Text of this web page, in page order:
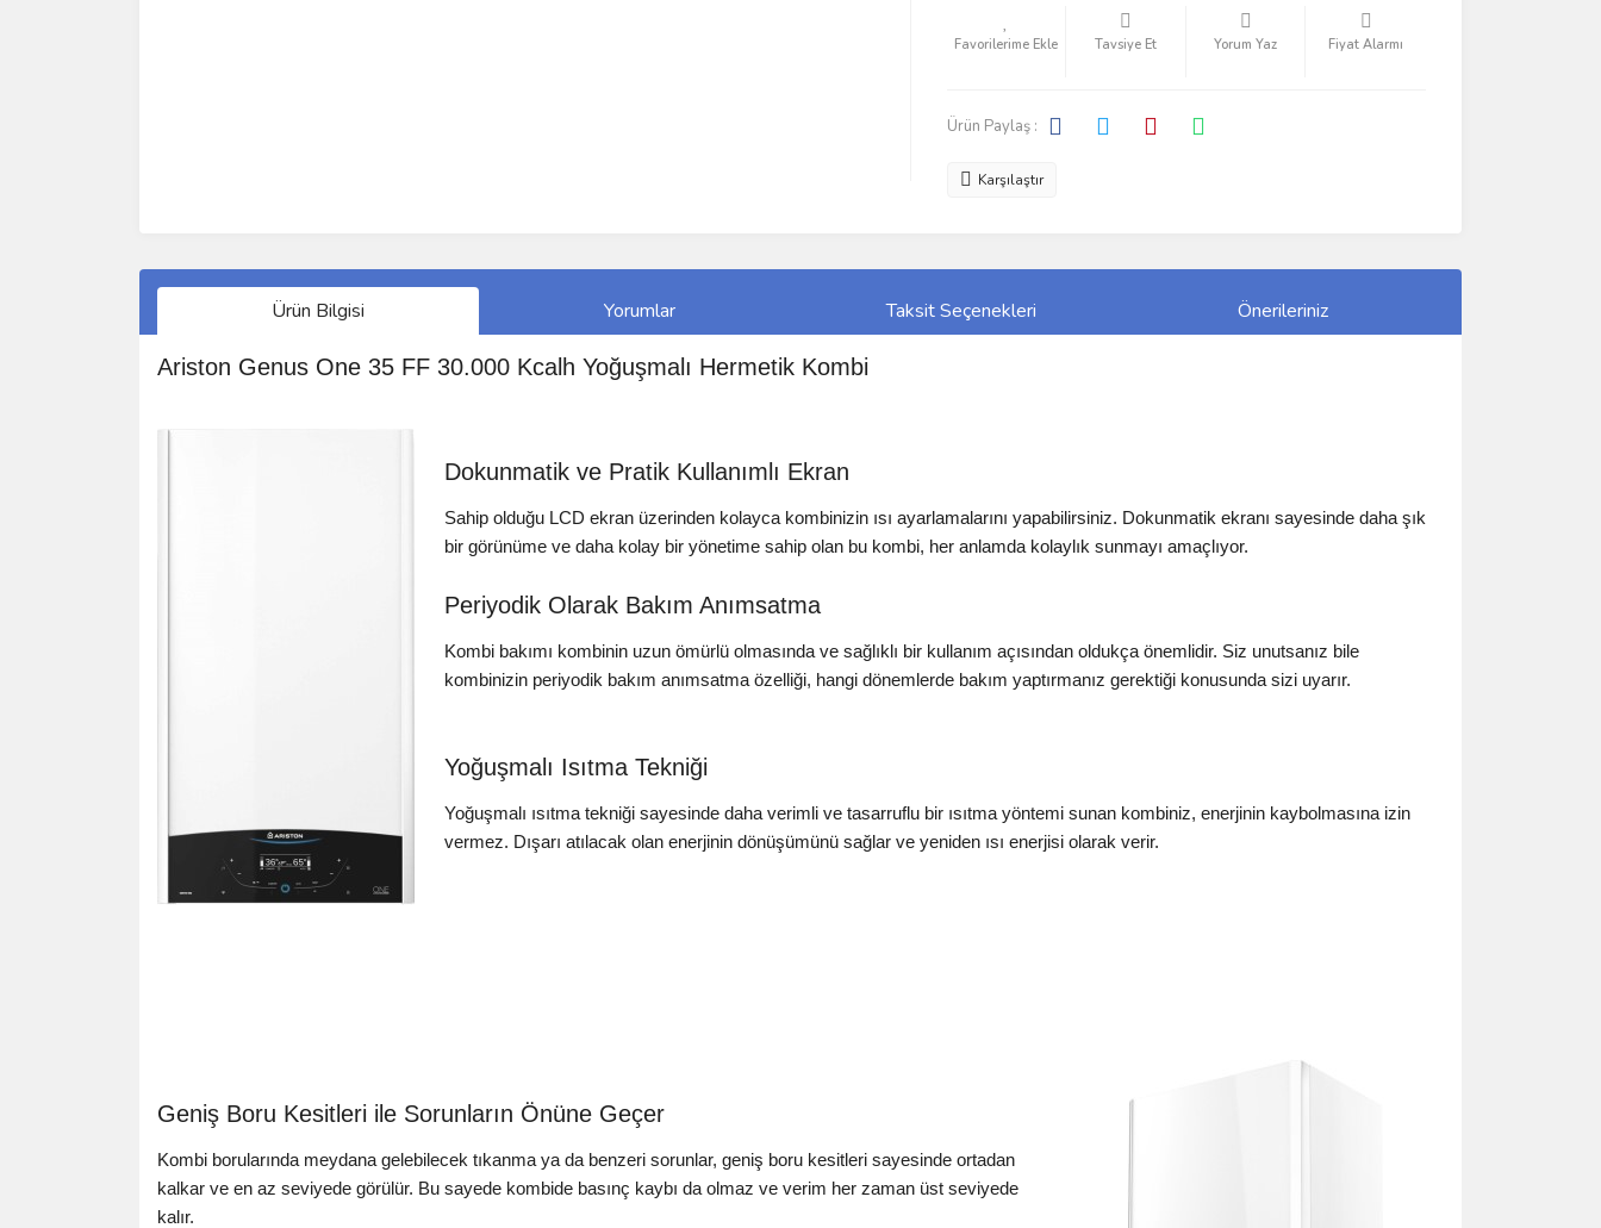
Tavsiye Et Yorum Yaz Fiyat Alarmı
Ürün Paylaş :
Karşılaştır
Ürün Bilgisi Yorumlar Taksit Seçenekleri Önerileriniz
Ariston Genus One 35 FF 30.000 Kcalh Yoğuşmalı Hermetik Kombi
Dokunmatik ve Pratik Kullanımlı Ekran
Sahip olduğu LCD ekran üzerinden kolayca kombinizin ısı ayarlamalarını yapabilirsiniz. Dokunmatik ekranı sayesinde daha şık
bir görünüme ve daha kolay bir yönetime sahip olan bu kombi, her anlamda kolaylık sunmayı amaçlıyor.
Periyodik Olarak Bakım Anımsatma
Kombi bakımı kombinin uzun ömürlü olmasında ve sağlıklı bir kullanım açısından oldukça önemlidir. Siz unutsanız bile
kombinizin periyodik bakım anımsatma özelliği, hangi dönemlerde bakım yaptırmanız gerektiği konusunda sizi uyarır.
Yoğuşmalı Isıtma Tekniği
Yoğuşmalı ısıtma tekniği sayesinde daha verimli ve tasarruflu bir ısıtma yöntemi sunan kombiniz, enerjinin kaybolmasına izin
vermez. Dışarı atılacak olan enerjinin dönüşümünü sağlar ve yeniden ısı enerjisi olarak verir.
Geniş Boru Kesitleri ile Sorunların Önüne Geçer
Kombi borularında meydana gelebilecek tıkanma ya da benzeri sorunlar, geniş boru kesitleri sayesinde ortadan
kalkar ve en az seviyede görülür. Bu sayede kombide basınç kaybı da olmaz ve verim her zaman üst seviyede
kalır.